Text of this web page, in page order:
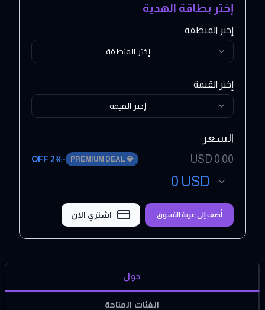
إختر بطاقة الهدية
إختر المنطقة
إختر المنطقة
إختر القيمة
إختر القيمة
السعر
0.00
USD
💎
PREMIUM DEAL
-
2% OFF
0 USD
أضف إلى عربة التسوق اشتري الان
حول
الفئات المتاحة